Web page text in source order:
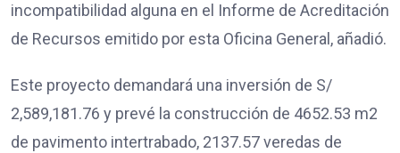
incompatibilidad alguna en el Informe de Acreditación
de Recursos emitido por esta Oficina General, añadió.
Este proyecto demandará una inversión de S/
2,589,181.76 y prevé la construcción de 4652.53 m2
de pavimento intertrabado, 2137.57 veredas de